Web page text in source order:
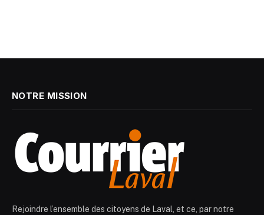
NOTRE MISSION
Rejoindre l’ensemble des citoyens de Laval, et ce, par notre